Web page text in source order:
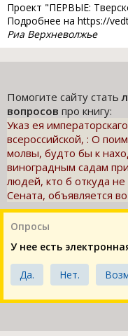
Проект "ПЕРВЫЕ:
Подробнее на https://
Риа Верхневолжье
Помогите сайту стать
вопросов про книгу:
Указ ея
всероссийской, : О
молвы, будто бы к
виноградным садам
людей, кто б откуда
Сената, объявляется
Опросы
У нее есть
Да. Нет.